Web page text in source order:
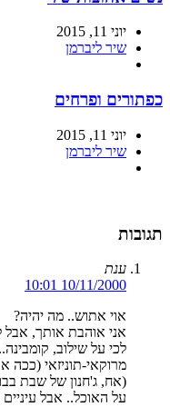
יוני 11, 2015
שיר ליברמן
כפתורים ופרחים
יוני 11, 2015
שיר ליברמן
תגובות
ענת
10/11/2000 10:01
אוי אתוש.. מה יהיה?
לכי על שילוב, קומבינה..
מרוקאי-תוניזאי
(אח, ג'חנון של שבת
על האוכל.. אבל